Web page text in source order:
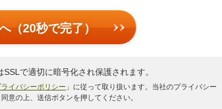
（20秒で完了）
で適切に暗号化され保護されます。
ライバシーポリシー 」に従って取り扱います。当社のプライバシー
意の上、送信ボタンを押してください。